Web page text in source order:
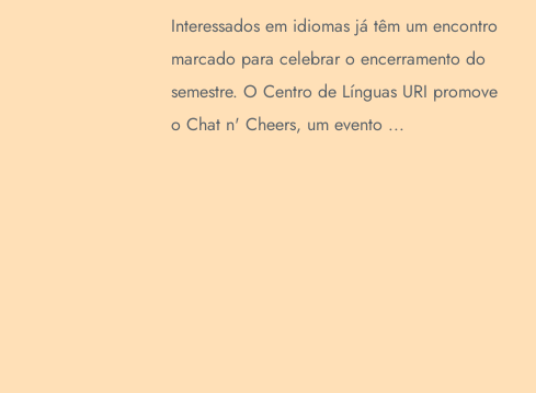
Interessados em idiomas já têm um encontro
marcado para celebrar o encerramento do
semestre. O Centro de Línguas URI promove
o Chat n' Cheers, um evento ...